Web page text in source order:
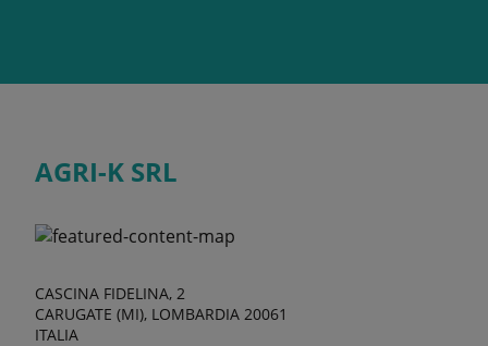
AGRI-K SRL
CASCINA FIDELINA, 2
CARUGATE (MI), LOMBARDIA 20061
ITALIA